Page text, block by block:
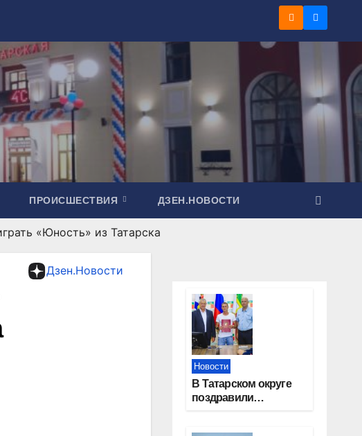
ПРОИСШЕСТВИЯ ДЗЕН.НОВОСТИ
«Юность» из Татарска
Дзен.Новости
Новости
В Татарском округе
поздравили